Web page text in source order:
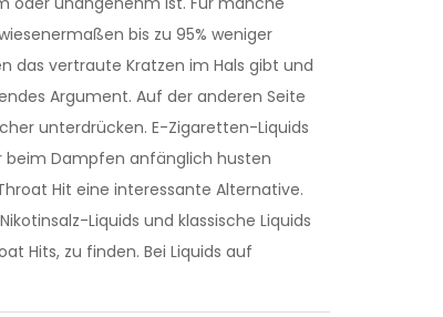
bis zu 95% weniger
das vertraute Kratzen im Hals gibt und
Argument. Auf der anderen Seite
unterdrücken. E-Zigaretten-Liquids
beim Dampfen anfänglich husten
Hit eine interessante Alternative.
Liquids und klassische Liquids
Hits, zu finden. Bei Liquids auf